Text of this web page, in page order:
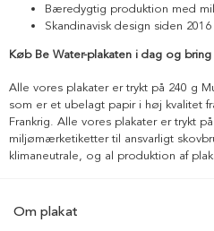
Bæredygtig produktion med
Skandinavisk design siden 2016
Køb Be Water-plakaten i dag og
Alle vores plakater er trykt på 240 g
som er et ubelagt papir i høj kvalitet
Frankrig. Alle vores plakater er trykt
miljømærketiketter til ansvarligt
klimaneutrale, og al produktion af
Om plakat